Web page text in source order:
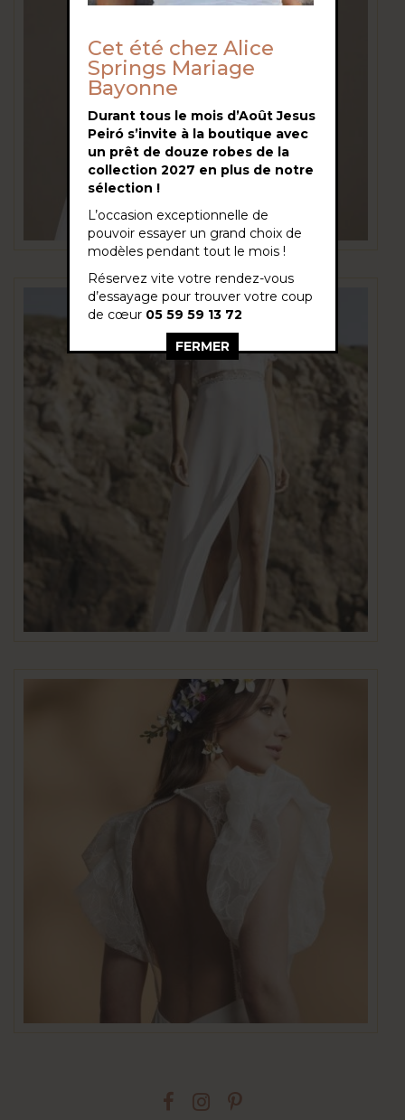
This popup will close in: 26
Cet été chez Alice
Springs Mariage
Bayonne
Durant tous le mois d’Août Jesus
Peiró s’invite à la boutique avec
un prêt de douze robes de la
collection 2027 en plus de notre
sélection !
L’occasion exceptionnelle de
pouvoir essayer un grand choix de
modèles pendant tout le mois !
Réservez vite votre rendez-vous
d’essayage pour trouver votre coup
de cœur 05 59 59 13 72
FERMER